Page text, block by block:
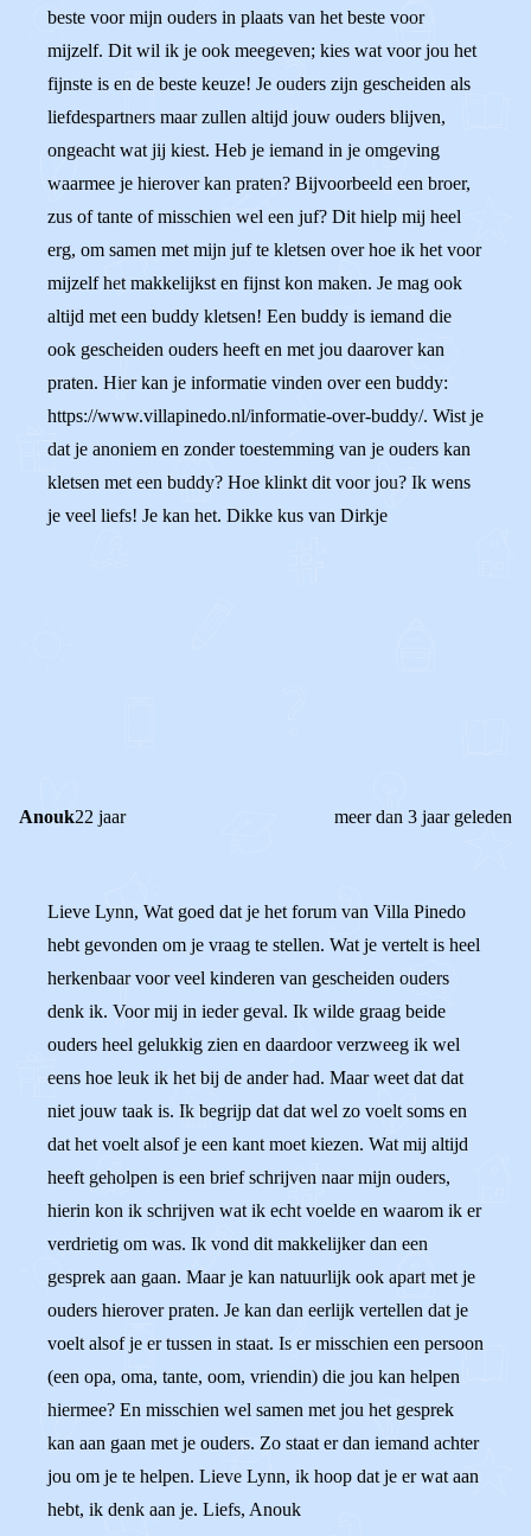
beste voor mijn ouders in plaats van het beste voor
mijzelf. Dit wil ik je ook meegeven; kies wat voor jou het
fijnste is en de beste keuze! Je ouders zijn gescheiden als
liefdespartners maar zullen altijd jouw ouders blijven,
ongeacht wat jij kiest. Heb je iemand in je omgeving
waarmee je hierover kan praten? Bijvoorbeeld een broer,
zus of tante of misschien wel een juf? Dit hielp mij heel
erg, om samen met mijn juf te kletsen over hoe ik het voor
mijzelf het makkelijkst en fijnst kon maken. Je mag ook
altijd met een buddy kletsen! Een buddy is iemand die
ook gescheiden ouders heeft en met jou daarover kan
praten. Hier kan je informatie vinden over een buddy:
https://www.villapinedo.nl/informatie-over-buddy/. Wist je
dat je anoniem en zonder toestemming van je ouders kan
kletsen met een buddy? Hoe klinkt dit voor jou? Ik wens
je veel liefs! Je kan het. Dikke kus van Dirkje
Anouk22 jaar meer dan 3 jaar geleden
Lieve Lynn, Wat goed dat je het forum van Villa Pinedo
hebt gevonden om je vraag te stellen. Wat je vertelt is heel
herkenbaar voor veel kinderen van gescheiden ouders
denk ik. Voor mij in ieder geval. Ik wilde graag beide
ouders heel gelukkig zien en daardoor verzweeg ik wel
eens hoe leuk ik het bij de ander had. Maar weet dat dat
niet jouw taak is. Ik begrijp dat dat wel zo voelt soms en
dat het voelt alsof je een kant moet kiezen. Wat mij altijd
heeft geholpen is een brief schrijven naar mijn ouders,
hierin kon ik schrijven wat ik echt voelde en waarom ik er
verdrietig om was. Ik vond dit makkelijker dan een
gesprek aan gaan. Maar je kan natuurlijk ook apart met je
ouders hierover praten. Je kan dan eerlijk vertellen dat je
voelt alsof je er tussen in staat. Is er misschien een persoon
(een opa, oma, tante, oom, vriendin) die jou kan helpen
hiermee? En misschien wel samen met jou het gesprek
kan aan gaan met je ouders. Zo staat er dan iemand achter
jou om je te helpen. Lieve Lynn, ik hoop dat je er wat aan
hebt, ik denk aan je. Liefs, Anouk